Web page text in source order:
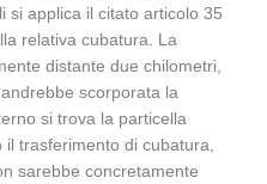
si applica il citato articolo 35
relativa cubatura. La
distante due chilometri,
andrebbe scorporata la
si trova la particella
trasferimento di cubatura,
sarebbe concretamente